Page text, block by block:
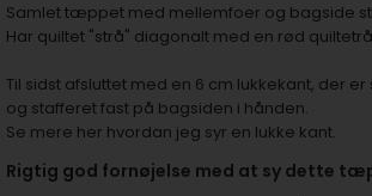
Samlet tæppet med mellemfoer og bagside
Har quiltet "strå" diagonalt med en rød
Til sidst afsluttet med en 6 cm lukkekant, der
og stafferet fast på bagsiden i hånden.
Se mere her hvordan jeg syr en lukke kant.
Rigtig god fornøjelse med at sy dette